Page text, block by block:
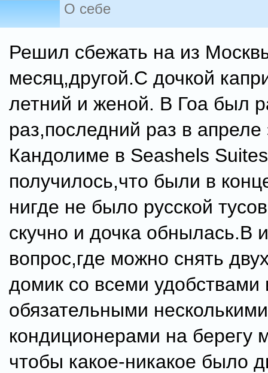
О себе
Решил сбежать на из
месяц,другой.С дочкой
летний и женой. В Гоа был
раз,последний раз в апреле
Кандолиме в Seashels
получилось,что были в
нигде не было русской
скучно и дочка обнылась.В
вопрос,где можно снять
домик со всеми удобствами
обязательными несколькими
кондиционерами на берегу
чтобы какое-никакое было